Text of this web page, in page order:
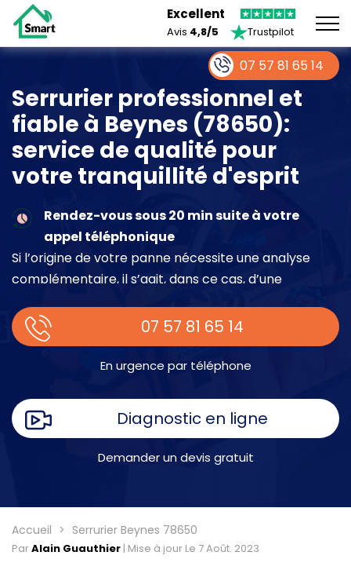
Excellent
Avis 4,8/5 Trustpilot
Serrurier professionnel et
fiable à Beynes (78650):
service de qualité pour
votre tranquillité d'esprit
Rendez-vous sous 20 min suite à votre
appel téléphonique
Si l’origine de votre panne nécessite une analyse
complémentaire, il s’agit, dans ce cas, d’une
place.
07 57 81 65 14
En urgence par téléphone
Diagnostic en ligne
Demander un devis gratuit
Accueil Serrurier Beynes 78650
ParAlain Guauthier | Mise à jour Le 7 Août. 2023
07 57 81 65 14